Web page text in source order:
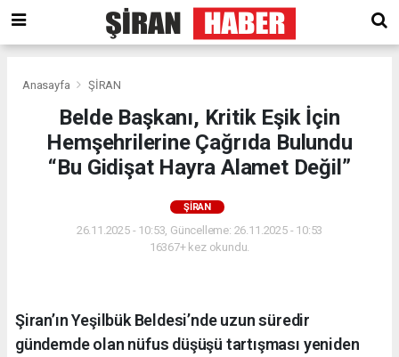
Anasayfa ŞİRAN
Belde Başkanı, Kritik Eşik İçin
Hemşehrilerine Çağrıda Bulundu
“Bu Gidişat Hayra Alamet Değil”
ŞİRAN
26.11.2025 - 10:53, Güncelleme: 26.11.2025 - 10:53
16367+ kez okundu.
Şiran’ın Yeşilbük Beldesi’nde uzun süredir
gündemde olan nüfus düşüşü tartışması yeniden